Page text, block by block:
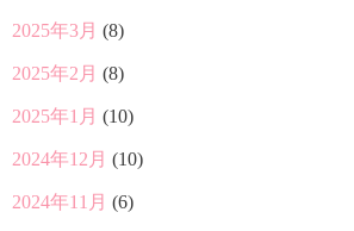
2025年3月 (8)
2025年2月 (8)
2025年1月 (10)
2024年12月 (10)
2024年11月 (6)